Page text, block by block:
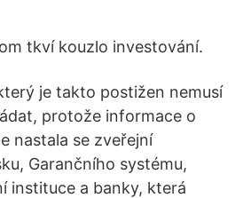
tkví kouzlo investování.
je takto postižen nemusí
protože informace o
nastala se zveřejní
Garančního systému,
instituce a banky, která